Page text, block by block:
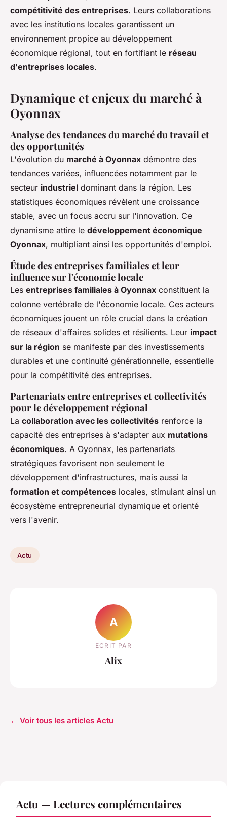
compétitivité des entreprises. Leurs collaborations
avec les institutions locales garantissent un
environnement propice au développement
économique régional, tout en fortifiant le réseau
d'entreprises locales.
Dynamique et enjeux du marché à
Oyonnax
Analyse des tendances du marché du travail et
des opportunités
L'évolution du marché à Oyonnax démontre des
tendances variées, influencées notamment par le
secteur industriel dominant dans la région. Les
statistiques économiques révèlent une croissance
stable, avec un focus accru sur l'innovation. Ce
dynamisme attire le développement économique
Oyonnax, multipliant ainsi les opportunités d'emploi.
Étude des entreprises familiales et leur
influence sur l'économie locale
Les entreprises familiales à Oyonnax constituent la
colonne vertébrale de l'économie locale. Ces acteurs
économiques jouent un rôle crucial dans la création
de réseaux d'affaires solides et résilients. Leur impact
sur la région se manifeste par des investissements
durables et une continuité générationnelle, essentielle
pour la compétitivité des entreprises.
Partenariats entre entreprises et collectivités
pour le développement régional
La collaboration avec les collectivités renforce la
capacité des entreprises à s'adapter aux mutations
économiques. A Oyonnax, les partenariats
stratégiques favorisent non seulement le
développement d'infrastructures, mais aussi la
formation et compétences locales, stimulant ainsi un
écosystème entrepreneurial dynamique et orienté
vers l'avenir.
Actu
A
ECRIT PAR
Alix
← Voir tous les articles Actu
Actu — Lectures complémentaires